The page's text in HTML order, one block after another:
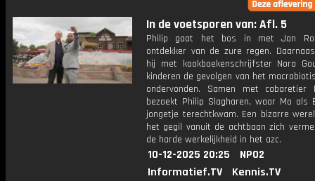
In de voetsporen van: Afl. 5
Philip gaat het bos in met Jan
ontdekker van de zure regen.
hij met kookboekenschrijfster Nora
kinderen de gevolgen van het
ondervonden. Samen met cabaretier
bezoekt Philip Slagharen, waar Mo als
jongetje terechtkwam. Een bizarre
het gegil vanuit de achtbaan zich
de harde werkelijkheid in het azc.
10-12-2025 20:25
NPO2
Informatief.TV
Kennis.TV